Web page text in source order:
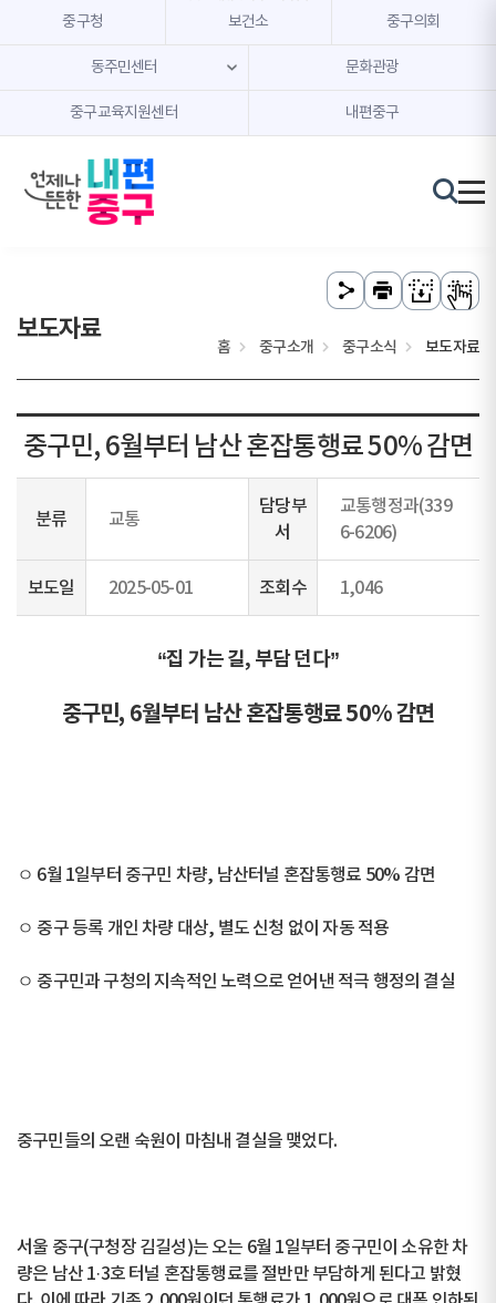
본문 내용 바로가기
주메뉴 바로가기
중구청 보건소 중구의회
동주민센터 문화관광
중구교육지원센터 내편중구
보도자료
홈 중구소개 중구소식 보도자료
중구민, 6월부터 남산 혼잡통행료 50% 감면
분류 교통
담당부
서
교통행정과(339
6-6206)
보도일 2025-05-01 조회수 1,046
“집 가는 길, 부담 던다”
중구민, 6월부터 남산 혼잡통행료 50% 감면
ㅇ 6월 1일부터 중구민 차량, 남산터널 혼잡통행료 50% 감면
ㅇ 중구 등록 개인 차량 대상, 별도 신청 없이 자동 적용
ㅇ 중구민과 구청의 지속적인 노력으로 얻어낸 적극 행정의 결실
중구민들의 오랜 숙원이 마침내 결실을 맺었다.
서울 중구(구청장 김길성)는 오는 6월 1일부터 중구민이 소유한 차
량은 남산 1·3호 터널 혼잡통행료를 절반만 부담하게 된다고 밝혔